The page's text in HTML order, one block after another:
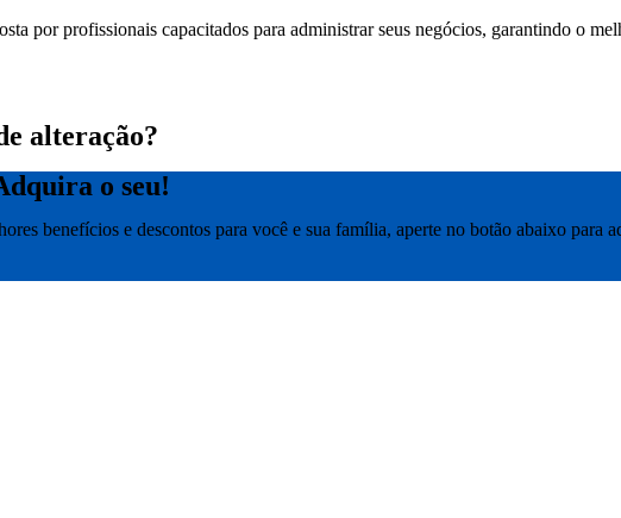
por profissionais capacitados para administrar seus negócios, garantindo o
alteração?
o seu!
benefícios e descontos para você e sua família, aperte no botão abaixo para